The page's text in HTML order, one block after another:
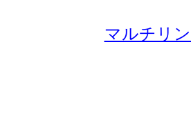
マルチリ